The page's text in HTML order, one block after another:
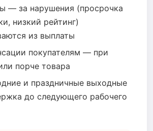
— за нарушения (просрочка
низкий рейтинг)
из выплаты
покупателям — при
порче товара
и праздничные выходные
до следующего рабочего